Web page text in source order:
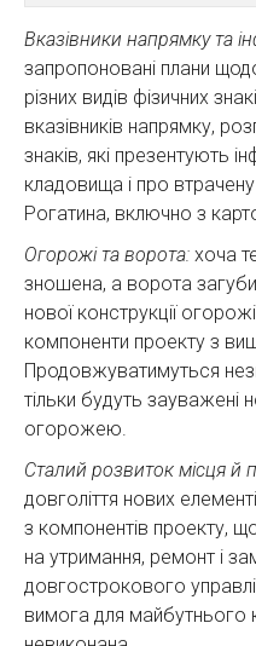
Вказівники напрямку та
запропоновані плани
різних видів фізичних
вказівників напрямку,
знаків, які презентують
кладовища і про
Рогатина, включно з
Огорожі та ворота: хоча
зношена, а ворота
нової конструкції
компоненти проекту з
Продовжуватимуться
тільки будуть зауважені
огорожею.
Сталий розвиток місця й
довголіття нових
з компонентів проекту,
на утримання, ремонт і
довгострокового
вимога для майбутнього